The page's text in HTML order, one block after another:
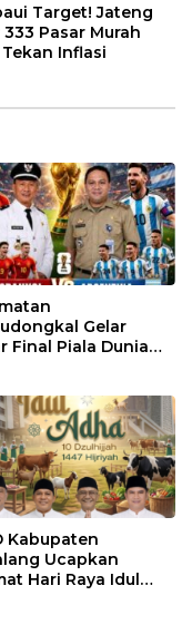
Target! Jateng
333 Pasar Murah
Inflasi
Gelar
Final Piala Dunia
Kabupaten
Ucapkan
Hari Raya Idul